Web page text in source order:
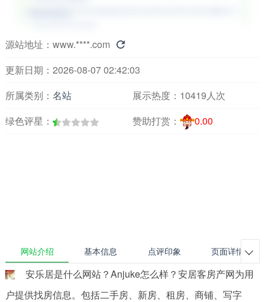
源站地址： www.****.com 
更新日期：2026-08-07 02:42:03
所属类别： 名站 展示热度： 10419人次
绿色评星：
赞助打赏： 0.00
网站介绍 基本信息 点评印象 页面详情 
安乐居是什么网站？Anjuke怎么样？安居客房产网为用
户提供找房信息。包括二手房、新房、租房、商铺、写字